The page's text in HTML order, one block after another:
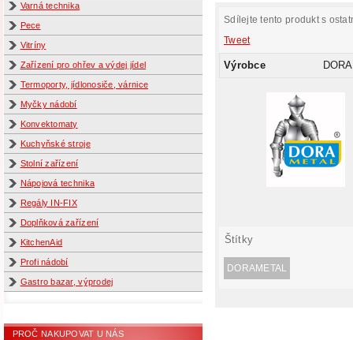
Varná technika
Pece
Vitríny
Zařízení pro ohřev a výdej jídel
Termoporty, jídlonosiče, várnice
Myčky nádobí
Konvektomaty
Kuchyňské stroje
Stolní zařízení
Nápojová technika
Regály IN-FIX
Doplňková zařízení
KitchenAid
Profi nádobí
Gastro bazar, výprodej
PROČ NAKUPOVAT U NÁS
Sdílejte tento produkt s
Tweet
Výrobce
Štítky
DORAMETAL